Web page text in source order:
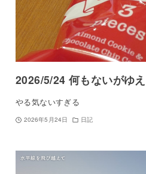
2026/5/24 何もないがゆえ
やる気ないすぎる
2026年5月24日 日記